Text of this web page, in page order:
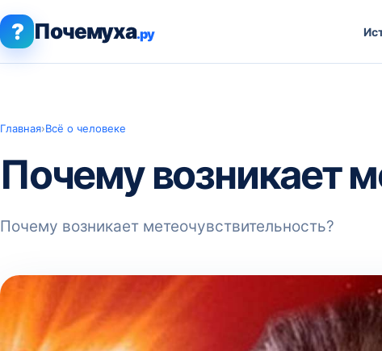
? Почемуха.ру
Главная›Всё о человеке
Почему возникает
Почему возникает метеочувствительность?